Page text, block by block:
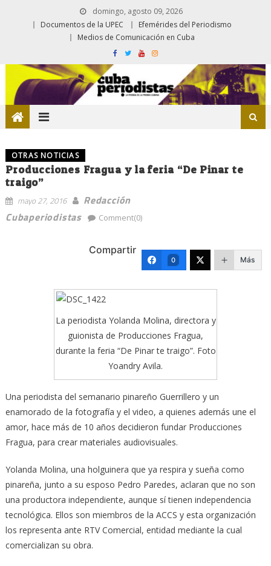
domingo, agosto 09, 2026
Documentos de la UPEC
Efemérides del Periodismo
Medios de Comunicación en Cuba
OTRAS NOTICIAS
Producciones Fragua y la feria “De Pinar te
traigo”
mayo 27, 2016
Redacción
Cubaperiodistas
Comment(0)
Compartir
0 Más
La periodista Yolanda Molina, directora y
guionista de Producciones Fragua,
durante la feria “De Pinar te traigo”. Foto
Yoandry Avila.
Una periodista del semanario pinareño Guerrillero y un
enamorado de la fotografía y el video, a quienes además une el
amor, hace más de 10 años decidieron fundar Producciones
Fragua, para crear materiales audiovisuales.
Yolanda Molina, una holguinera que ya respira y sueña como
pinareña, junto a su esposo Pedro Paredes, aclaran que no son
una productora independiente, aunque sí tienen independencia
tecnológica. Ellos son miembros de la ACCS y esta organización
los representa ante RTV Comercial, entidad mediante la cual
comercializan su obra.